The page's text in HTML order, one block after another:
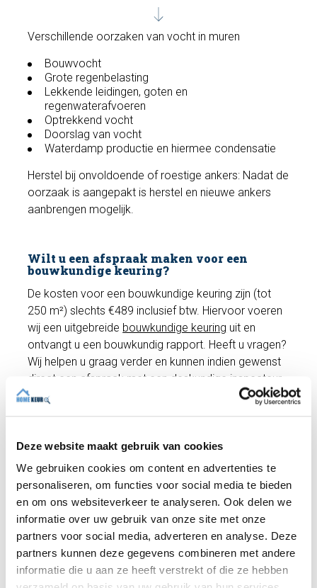
Deze website maakt gebruik van cookies
We gebruiken cookies om content en advertenties te
personaliseren, om functies voor social media te bieden
en om ons websiteverkeer te analyseren. Ook delen we
informatie over uw gebruik van onze site met onze
partners voor social media, adverteren en analyse. Deze
partners kunnen deze gegevens combineren met andere
informatie die u aan ze heeft verstrekt of die ze hebben
Verschillende oorzaken van vocht in muren
Bouwvocht
Grote regenbelasting
Lekkende leidingen, goten en
regenwaterafvoeren
Optrekkend vocht
Doorslag van vocht
Waterdamp productie en hiermee condensatie
Herstel bij onvoldoende of roestige ankers: Nadat de
oorzaak is aangepakt is herstel en nieuwe ankers
aanbrengen mogelijk.
Wilt u een afspraak maken voor een
bouwkundige keuring?
De kosten voor een bouwkundige keuring zijn (tot
250 m²) slechts €489 inclusief btw. Hiervoor voeren
wij een uitgebreide bouwkundige keuring uit en
ontvangt u een bouwkundig rapport. Heeft u vragen?
Wij helpen u graag verder en kunnen indien gewenst
direct een afspraak met een deskundige inspecteur
inplannen!
Maak een afspraak
Recente artikelen